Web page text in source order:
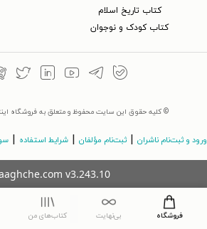
کتاب تاریخ اسلام
کتاب کودک و نوجوان
© کلیه حقوق این سایت محفوظ و متعلق به فروشگاه
ورود و ثبت‌نام ناشران ثبت‌نام مؤلفان شرایط استفاده
v3.243.10
فروشگاه بی‌نهایت کتاب‌های من